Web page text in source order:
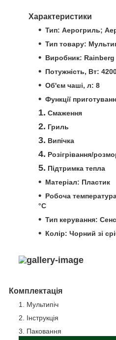
Характеристики
Тип: Аерогриль;
Тип товару:
Виробник: Rainberg
Потужність, Вт:
Об'єм чаші, л: 8
Функції
Смаження
Гриль
Випічка
Розігрівання/
Підтримка тепла
Матеріал: Пластик
Робоча
°C
Тип керування:
Колір: Чорний зі
Комплектація
Мультипіч
Інструкція
Паковання